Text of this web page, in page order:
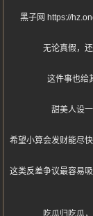
黑子网 https://
无论真假，
这件事也给
甜美人设
希望小算会发财能尽
这类反差争议最容易
吃瓜归吃瓜